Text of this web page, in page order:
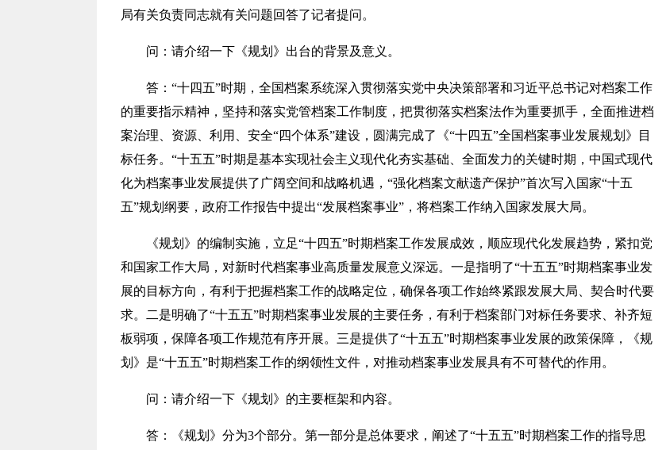
局有关负责同志就有关问题回答了记者提问。
问： 请介绍一下《规划》出台的背景及意义。
答： “十四五”时期，全国档案系统深入贯彻落实党中央决策部署和习近平总书记对档案工作
的重要指示精神，坚持和落实党管档案工作制度，把贯彻落实档案法作为重要抓手，全面推进档
案治理、资源、利用、安全“四个体系”建设，圆满完成了《“十四五”全国档案事业发展规划》目
标任务。“十五五”时期是基本实现社会主义现代化夯实基础、全面发力的关键时期，中国式现代
化为档案事业发展提供了广阔空间和战略机遇，“强化档案文献遗产保护”首次写入国家“十五
五”规划纲要，政府工作报告中提出“发展档案事业”，将档案工作纳入国家发展大局。
《规划》的编制实施，立足“十四五”时期档案工作发展成效，顺应现代化发展趋势，紧扣党
和国家工作大局，对新时代档案事业高质量发展意义深远。一是指明了“十五五”时期档案事业发
展的目标方向，有利于把握档案工作的战略定位，确保各项工作始终紧跟发展大局、契合时代要
求。二是明确了“十五五”时期档案事业发展的主要任务，有利于档案部门对标任务要求、补齐短
板弱项，保障各项工作规范有序开展。三是提供了“十五五”时期档案事业发展的政策保障，《规
划》是“十五五”时期档案工作的纲领性文件，对推动档案事业发展具有不可替代的作用。
问： 请介绍一下《规划》的主要框架和内容。
答：
《规划》分为3个部分。第一部分是总体要求，阐述了“十五五”时期档案工作的指导思